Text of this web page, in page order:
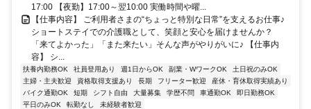
17:00 【夜勤】17:00～翌10:00 実働時間や曜...
【仕事内容】 ご利用者さまの“ちょっと特別な日常”を支えるお仕事♪
ショートステイでの介護職として、笑顔と安心を届けませんか？
「来てよかった」「また来たい」そんな声がやりがいに♪ 【仕事内
容】 シ...
扶養内勤務OK 社員登用あり 週1日からOK 副業・WワークOK
土日祝のみOK
主婦・主夫歓迎
資格取得支援あり 長期 フリーター歓迎
産休・育休取得実績あり
バイク通勤OK
短期 シフト自由 大量募集 学歴不問 車通勤OK
即日勤務OK
平日のみOK
転勤なし 未経験者歓迎